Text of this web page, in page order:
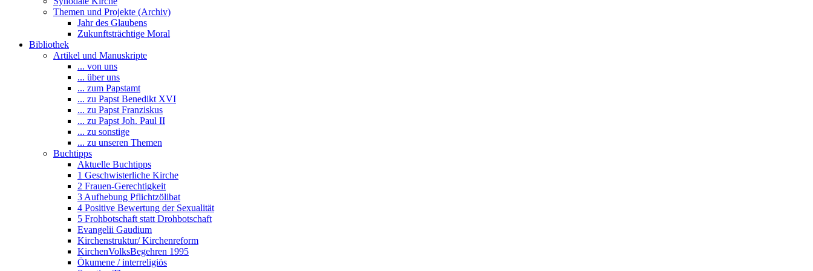
Themen und Projekte (Archiv)
Jahr des Glaubens
Zukunftsträchtige Moral
Bibliothek
Artikel und Manuskripte
... von uns
... über uns
... zum Papstamt
... zu Papst Benedikt XVI
... zu Papst Franziskus
... zu Papst Joh. Paul II
... zu sonstige
... zu unseren Themen
Buchtipps
Aktuelle Buchtipps
1 Geschwisterliche Kirche
2 Frauen-Gerechtigkeit
3 Aufhebung Pflichtzölibat
4 Positive Bewertung der Sexualität
5 Frohbotschaft statt Drohbotschaft
Evangelii Gaudium
Kirchenstruktur/ Kirchenreform
KirchenVolksBegehren 1995
Ökumene / interreligiös